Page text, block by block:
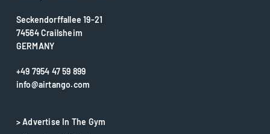
Seckendorffallee 19-21
74564 Crailsheim
GERMANY
+49 7954 47 59 899
info@airtango.com
> Advertise In The Gym